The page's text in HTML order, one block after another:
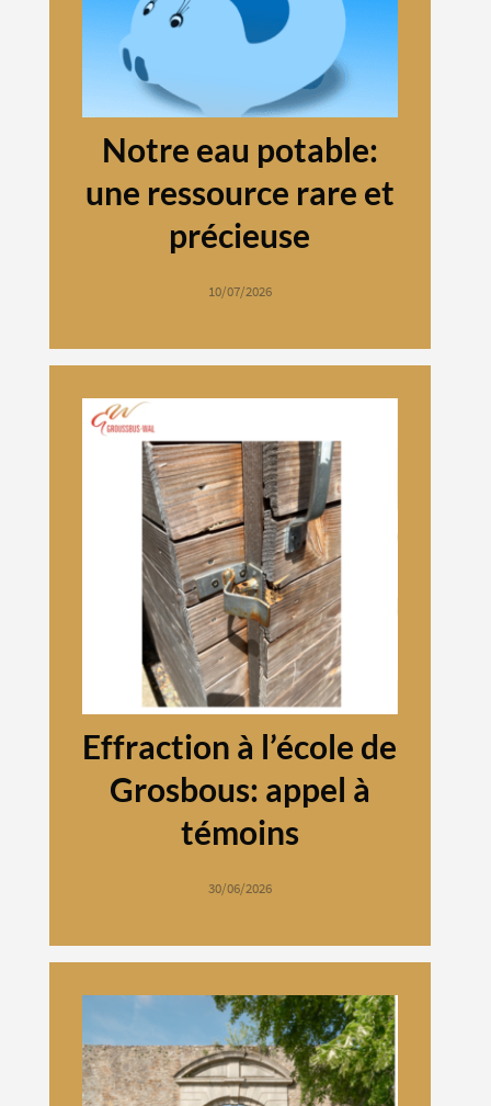
Notre eau potable:
une ressource rare et
précieuse
10/07/2026
Effraction à l’école de
Grosbous: appel à
témoins
30/06/2026